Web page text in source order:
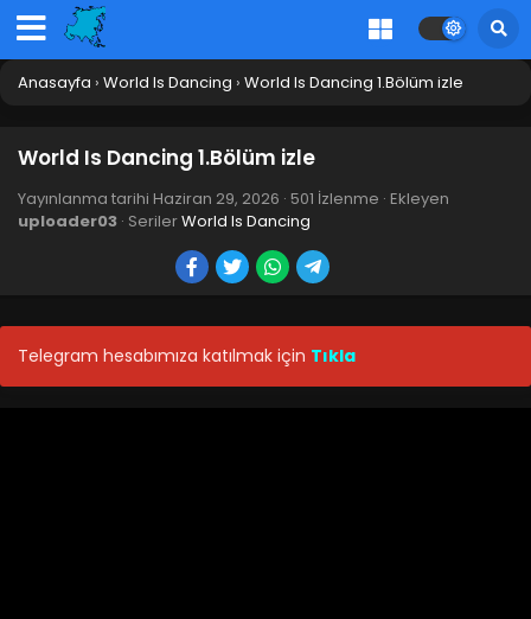
Anasayfa › World Is Dancing › World Is Dancing 1.Bölüm izle
World Is Dancing 1.Bölüm izle
Yayınlanma tarihi Haziran 29, 2026 · 501 İzlenme · Ekleyen
uploader03 · SerilerWorld Is Dancing
Telegram hesabımıza katılmak için Tıkla